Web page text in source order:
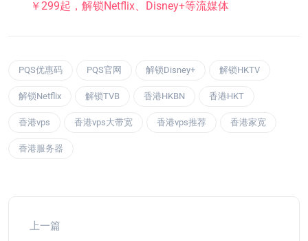
￥299起，解锁Netflix、Disney+等流媒体
PQS优惠码 PQS官网 解锁Disney+ 解锁HKTV
解锁Netflix 解锁TVB 香港HKBN 香港HKT
香港vps 香港vps大带宽 香港vps推荐 香港家宽
香港服务器
上一篇